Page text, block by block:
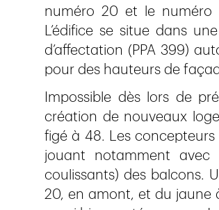
numéro 20 et le numéro
L’édifice se situe dans
d’affectation (PPA 399)
pour des hauteurs de
Impossible dès lors de
création de nouveaux
figé à 48. Les
jouant notamment avec
coulissants) des balcons.
20, en amont, et du jaune